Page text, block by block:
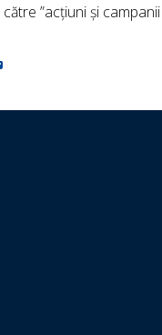
”acțiuni și
aceasta pagina